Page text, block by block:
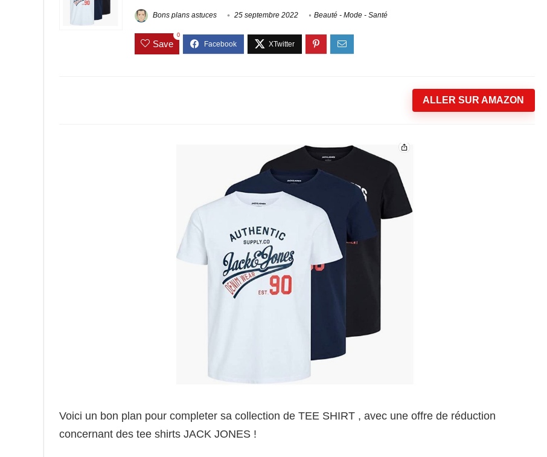
Bons plans astuces 25 septembre 2022 Beauté - Mode - Santé
Save
0
ALLER SUR AMAZON
Voici un bon plan pour completer sa collection de TEE SHIRT , avec une offre de réduction
concernant des tee shirts JACK JONES !